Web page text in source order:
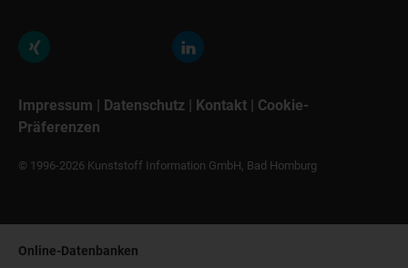
Impressum | Datenschutz | Kontakt | Cookie-
Präferenzen
© 1996-2026 Kunststoff Information GmbH, Bad Homburg
Online-Datenbanken